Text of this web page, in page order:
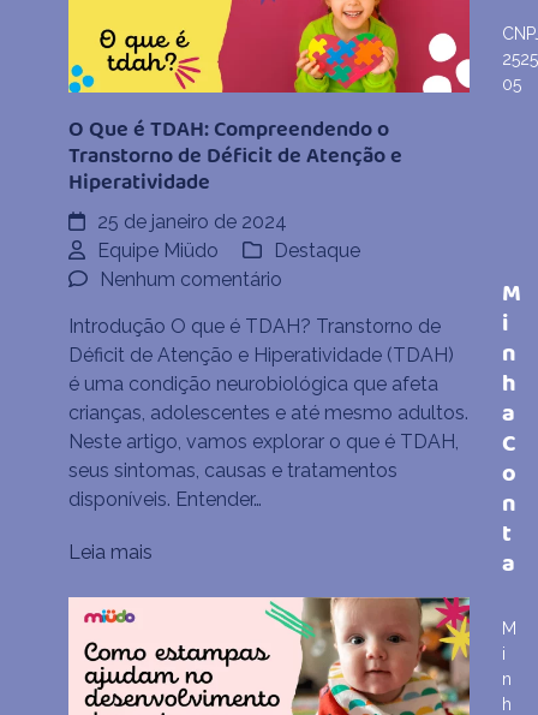
O Que é TDAH: Compreendendo o
Transtorno de Déficit de Atenção e
Hiperatividade
25 de janeiro de 2024
Equipe Miüdo
Destaque
Nenhum comentário
Que
é
TDAH:
Compreendendo
o
Transtorno
Atenção
e
Hiperatividade
Introdução O que é TDAH? Transtorno de
Déficit de Atenção e Hiperatividade (TDAH)
é uma condição neurobiológica que afeta
crianças, adolescentes e até mesmo adultos.
Neste artigo, vamos explorar o que é TDAH,
seus sintomas, causas e tratamentos
disponíveis. Entender…
Leia mais
05
M
i
n
h
a
C
o
n
t
a
M
i
n
h